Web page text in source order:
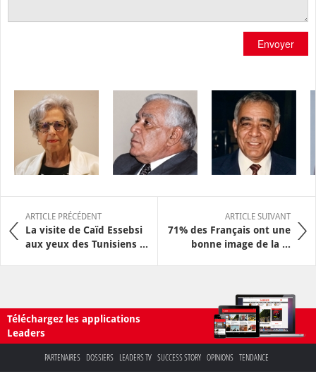
Envoyer
ARTICLE PRÉCÉDENT
La visite de Caïd Essebsi
aux yeux des Tunisiens ...
ARTICLE SUIVANT
71% des Français ont une
bonne image de la ...
Téléchargez les applications
Leaders
PARTENAIRES DOSSIERS LEADERS TV SUCCESS STORY OPINIONS TENDANCE